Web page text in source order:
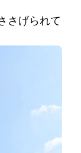
さげられて